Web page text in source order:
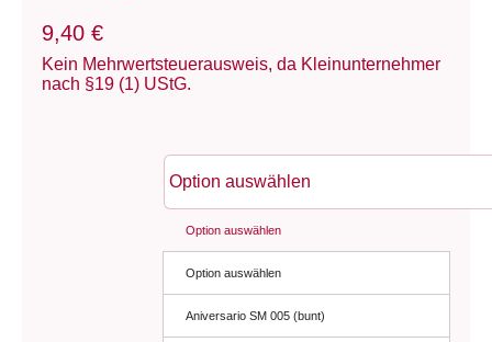
9,40 €
Kein Mehrwertsteuerausweis, da Kleinunternehmer
nach §19 (1) UStG.
Option auswählen
Option auswählen
Aniversario SM 005 (bunt)